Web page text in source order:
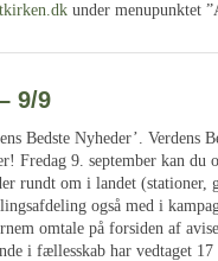
under menupunktet
9/9
Bedste Nyheder’. Verdens
Fredag 9. september kan du
rundt om i landet
også med i
omtale på forsiden af
i fællesskab har vedtaget